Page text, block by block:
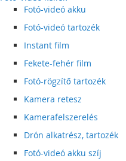
Fotó-videó akku
Fotó-videó tartozék
Instant film
Fekete-fehér film
Fotó-rögzítő tartozék
Kamera retesz
Kamerafelszerelés
Drón alkatrész, tartozék
Fotó-videó akku szíj